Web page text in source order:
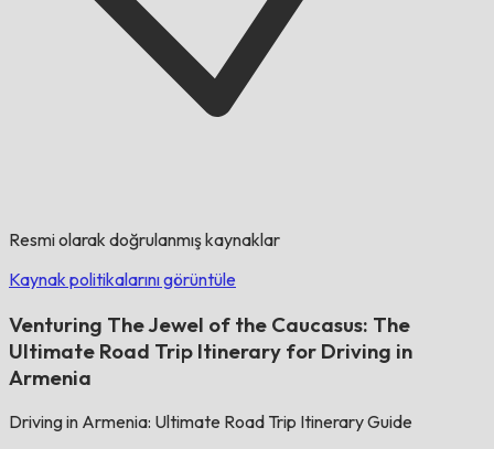
Resmi olarak doğrulanmış kaynaklar
Kaynak politikalarını görüntüle
Venturing The Jewel of the Caucasus: The
Ultimate Road Trip Itinerary for Driving in
Armenia
Driving in Armenia: Ultimate Road Trip Itinerary Guide